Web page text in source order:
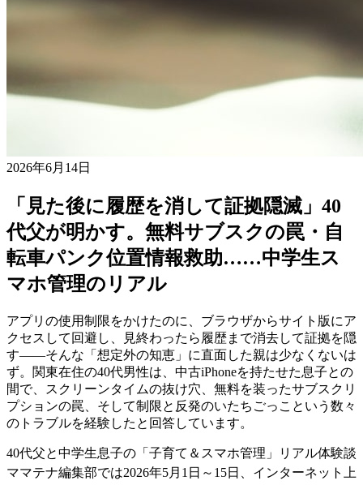
2026年6月14日
「見た後に履歴を消して証拠隠滅」40
代父が明かす。無料サブスクの罠・自
転車パンク位置情報救助……中学生ス
マホ管理のリアル
アプリの使用制限をかけたのに、ブラウザからサイト版にア
クセスして回避し、見終わったら履歴まで消去して証拠を隠
す——そんな「想定外の知恵」に直面した親は少なくないは
ず。関東在住の40代男性は、中古iPhoneを持たせた息子との
間で、スクリーンタイムの抜け穴、無料を装ったサブスクリ
プションの罠、そして制限と反発のいたちごっこという数々
のトラブルを経験したと回答しています。
40代父と中学生息子の「子育て＆スマホ管理」リアル体験談
ママテナ編集部では2026年5月1日～15日、インターネット上